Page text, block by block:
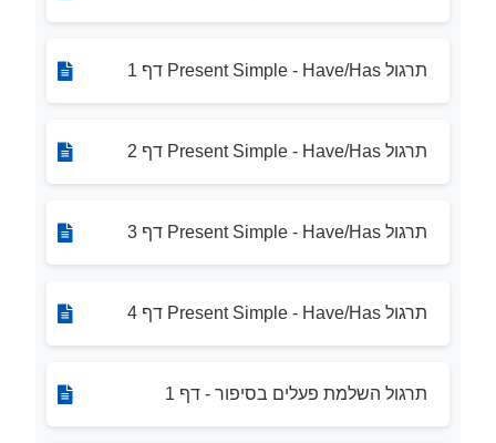
תרגול Present Simple - Have/Has דף 1
תרגול Present Simple - Have/Has דף 2
תרגול Present Simple - Have/Has דף 3
תרגול Present Simple - Have/Has דף 4
תרגול השלמת פעלים בסיפור - דף 1